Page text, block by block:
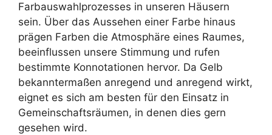
Farbauswahlprozesses in unseren Häusern
sein. Über das Aussehen einer Farbe hinaus
prägen Farben die Atmosphäre eines Raumes,
beeinflussen unsere Stimmung und rufen
bestimmte Konnotationen hervor. Da Gelb
bekanntermaßen anregend und anregend wirkt,
eignet es sich am besten für den Einsatz in
Gemeinschaftsräumen, in denen dies gern
gesehen wird.